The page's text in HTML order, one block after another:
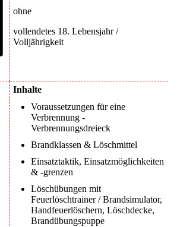
ohne
vollendetes 18. Lebensjahr /
Volljährigkeit
Inhalte
Voraussetzungen für eine
Verbrennung -
Verbrennungsdreieck
Brandklassen & Löschmittel
Einsatztaktik, Einsatzmöglichkeiten
& -grenzen
Löschübungen mit
Feuerlöschtrainer / Brandsimulator,
Handfeuerlöschern, Löschdecke,
Brandübungspuppe